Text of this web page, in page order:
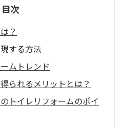
目次
？
する方法
ムトレンド
られるメリットとは？
トイレリフォームのポイ